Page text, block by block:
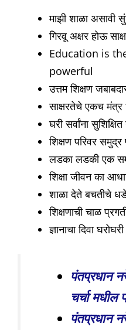
माझी शाळा असावी
गिरवू अक्षर होऊ
Education is
powerful
उत्तम शिक्षण
साक्षरतेचे एकच
घरी सर्वांना
शिक्षण परिवर समुद्र
लडका लडकी एक
शिक्षा जीवन का
शाळा देते बचतीचे
शिक्षणाची चाळ
ज्ञानाचा दिवा
पंतप्रधान
चर्चा मधील
पंतप्रधान